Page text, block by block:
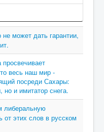
может дать гарантии,
весь наш мир -
посреди Сахары:
и имитатор снега.
либеральную
от этих слов в русском